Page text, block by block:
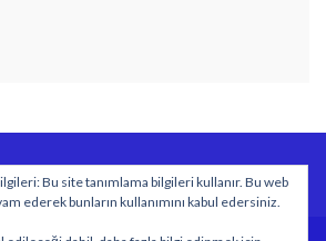
NOTLARI DOKUMAN
SÖZLÜK
Gizlilik politikası
içeriklerin tüm hakları
Bu site tanımlama bilgileri kullanır. Bu web
ederek bunların kullanımını kabul edersiniz.